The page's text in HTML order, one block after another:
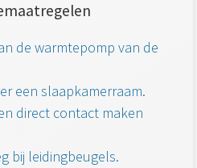
de warmtepomp van de
een slaapkamerraam.
direct contact maken
bij leidingbeugels.